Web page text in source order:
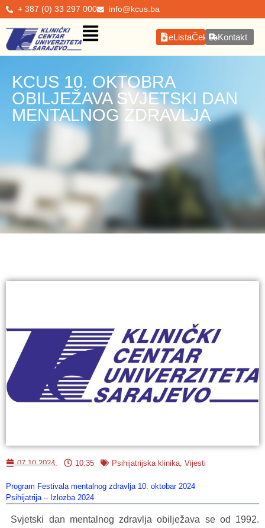
+ 387 (0) 33 297 000 info@kcus.ba
eListaČekanjaKontakt
KCUS 10. OKTOBRA
OBILJEŽAVA SVJETSKI DAN
MENTALNOG ZDRAVLJA
07.10.2024. 10:35 Psihijatrijska klinika Vijesti
Program Festivala mentalnog zdravlja 10. oktobar 2024
Psihijatrija – Izlozba 2024
Svjetski dan mentalnog zdravlja obilježava se od 1992.